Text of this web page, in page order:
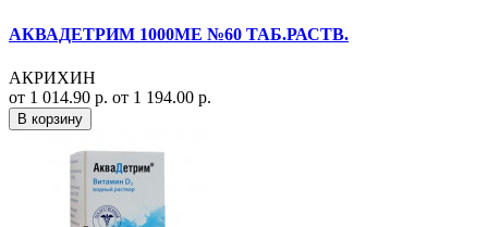
АКВАДЕТРИМ 1000МЕ №60 ТАБ.РАСТВ.
АКРИХИН
от 1 014.90 р. от 1 194.00 р.
В корзину